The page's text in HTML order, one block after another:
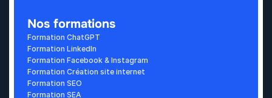
Nos formations
Formation ChatGPT
Formation LinkedIn
Formation Facebook & Instagram
Formation Création site internet
Formation SEO
Formation SEA